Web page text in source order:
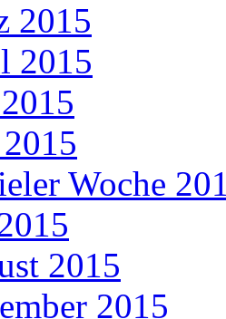
2015
2015
Woche
2015
2015